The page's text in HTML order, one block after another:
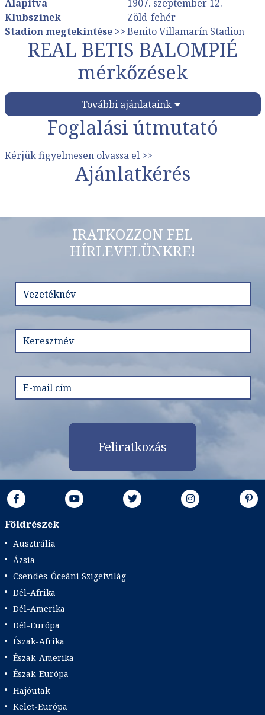
Alapítva
1907. szeptember 12.
Klubszínek
Zöld-fehér
Stadion megtekintése >>Benito Villamarín Stadion
REAL BETIS BALOMPIÉ
mérkőzések
További ajánlataink
Foglalási útmutató
Kérjük figyelmesen olvassa el >>
Ajánlatkérés
IRATKOZZON FEL
HÍRLEVELÜNKRE!
Feliratkozás
Földrészek
Ausztrália
Ázsia
Csendes-Óceáni Szigetvilág
Dél-Afrika
Dél-Amerika
Dél-Európa
Észak-Afrika
Észak-Amerika
Észak-Európa
Hajóutak
Kelet-Európa